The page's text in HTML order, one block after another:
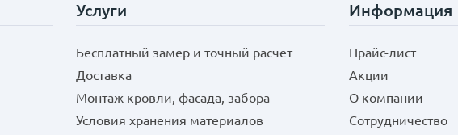
Услуги
Бесплатный замер и точный расчет
Доставка
Монтаж кровли, фасада, забора
Условия хранения материалов
Информация
Прайс-лист
Акции
О компании
Сотрудничество